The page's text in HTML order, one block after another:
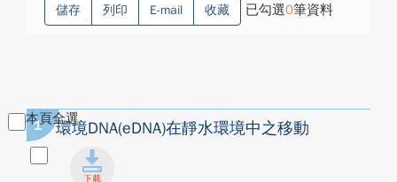
儲存 列印 E-mail 收藏 已勾選0筆資料
本頁全選
1 環境DNA(eDNA)在靜水環境中之移動